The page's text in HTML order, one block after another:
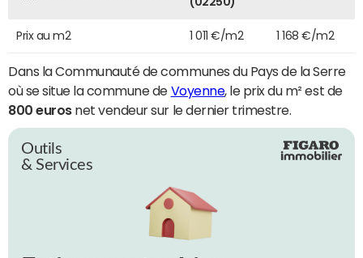
Prix au m2 1 011 €/m2 1 168 €/m2
Dans la Communauté de communes du Pays de la Serre
où se situe la commune de Voyenne, le prix du m² est de
800 eurosnet vendeur sur le dernier trimestre.
Outils
& Services